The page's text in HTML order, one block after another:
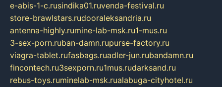
e-abis-1-c.rusindika01.ruvenda-festival.ru
store-brawlstars.rudooraleksandria.ru
antenna-highly.rumine-lab-msk.ru1-mus.ru
3-sex-porn.ruban-damn.rupurse-factory.ru
viagra-tablet.rufasbags.ruadler-jun.rubandamn.ru
fincontech.ru3sexporn.ru1mus.rudarksand.ru
rebus-toys.ruminelab-msk.rualabuga-cityhotel.ru